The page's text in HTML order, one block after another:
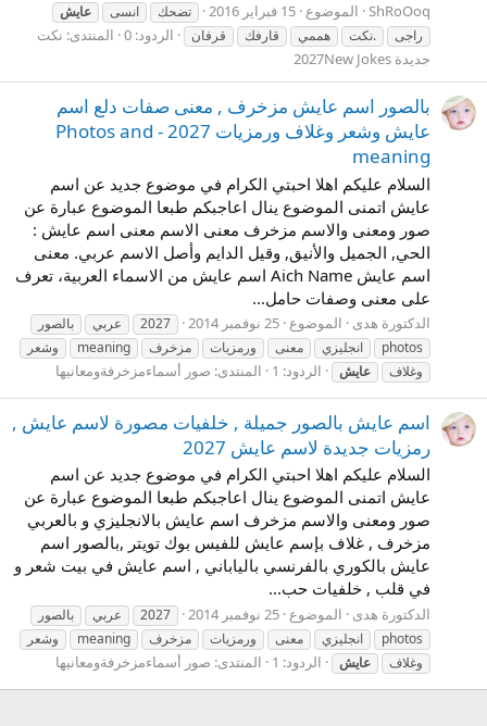
ShRoOoq الموضوع 15 فبراير 2016 تضحك انسى
عايش
راجى
.نكت هممي قارفك قرفان الردود: 0 المنتدى: نكت
جديدة 2027New Jokes
بالصور اسم عايش مزخرف , معنى صفات دلع اسم
عايش وشعر وغلاف ورمزيات 2027 - Photos and
meaning
السلام عليكم اهلا احبتي الكرام في موضوع جديد عن اسم
عايش اتمنى الموضوع ينال اعاجبكم طبعا الموضوع عبارة عن
صور ومعنى والاسم مزخرف معنى الاسم معنى اسم عايش :
الحي, الجميل والأنيق, وقيل الدايم وأصل الاسم عربي. معنى
اسم عايش Aich Name اسم عايش من الاسماء العربية، تعرف
على معنى وصفات حامل...
الدكتورة هدى الموضوع 25 نوفمبر 2014 2027 عربي
بالصور
photos
انجليزي معنى ورمزيات مزخرف meaning
وشعر
وغلاف
عايش الردود: 1 المنتدى: صور أسماءمزخرفةومعانيها
اسم عايش بالصور جميلة , خلفيات مصورة لاسم عايش ,
رمزيات جديدة لاسم عايش 2027
السلام عليكم اهلا احبتي الكرام في موضوع جديد عن اسم
عايش اتمنى الموضوع ينال اعاجبكم طبعا الموضوع عبارة عن
صور ومعنى والاسم مزخرف اسم عايش بالانجليزي و بالعربي
مزخرف , غلاف بإسم عايش للفيس بوك تويتر ,بالصور اسم
عايش بالكوري بالفرنسي بالياباني , اسم عايش في بيت شعر و
في قلب , خلفيات حب...
الدكتورة هدى الموضوع 25 نوفمبر 2014 2027 عربي
بالصور
photos
انجليزي معنى ورمزيات مزخرف meaning
وشعر
وغلاف
عايش الردود: 1 المنتدى: صور أسماءمزخرفةومعانيها